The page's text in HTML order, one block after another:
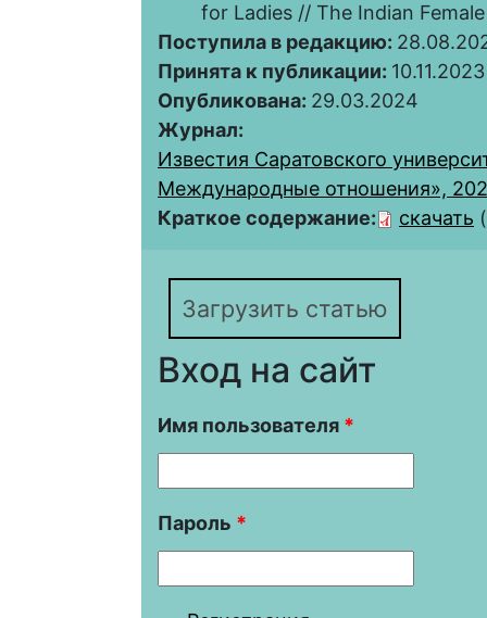
for Ladies // The Indian
Поступила в редакцию:
Принята к публикации: 10.11.2023
Опубликована: 29.03.2024
Журнал:
Известия Саратовского
Международные отношения»,
Краткое содержание:
скачать
Загрузить статью
Вход на сайт
Имя пользователя *
Пароль *